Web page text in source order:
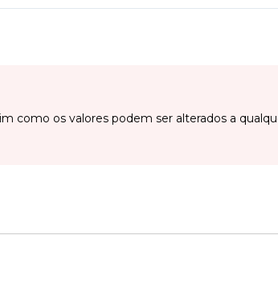
como os valores podem ser alterados a